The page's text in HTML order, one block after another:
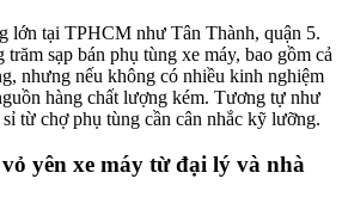
lớn tại TPHCM như Tân Thành, quận 5.
sạp bán phụ tùng xe máy, bao gồm cả
nhưng nếu không có nhiều kinh nghiệm
hàng chất lượng kém. Tương tự như
từ chợ phụ tùng cần cân nhắc kỹ lưỡng.
yên xe máy từ đại lý và nhà